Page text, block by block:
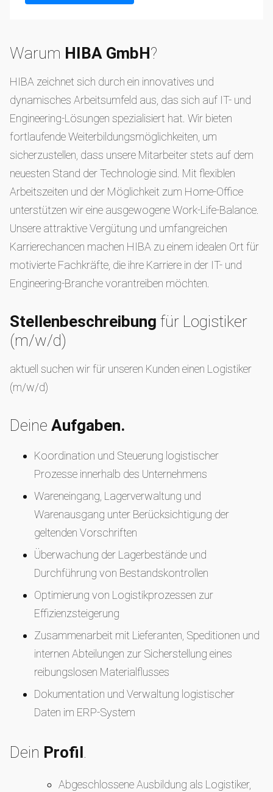
Warum HIBA GmbH?
HIBA zeichnet sich durch ein innovatives und
dynamisches Arbeitsumfeld aus, das sich auf IT- und
Engineering-Lösungen spezialisiert hat. Wir bieten
fortlaufende Weiterbildungsmöglichkeiten, um
sicherzustellen, dass unsere Mitarbeiter stets auf dem
neuesten Stand der Technologie sind. Mit flexiblen
Arbeitszeiten und der Möglichkeit zum Home-Office
unterstützen wir eine ausgewogene Work-Life-Balance.
Unsere attraktive Vergütung und umfangreichen
Karrierechancen machen HIBA zu einem idealen Ort für
motivierte Fachkräfte, die ihre Karriere in der IT- und
Engineering-Branche vorantreiben möchten.
Stellenbeschreibung für Logistiker
(m/w/d)
aktuell suchen wir für unseren Kunden einen Logistiker
(m/w/d)
Deine Aufgaben.
Koordination und Steuerung logistischer
Prozesse innerhalb des Unternehmens
Wareneingang, Lagerverwaltung und
Warenausgang unter Berücksichtigung der
geltenden Vorschriften
Überwachung der Lagerbestände und
Durchführung von Bestandskontrollen
Optimierung von Logistikprozessen zur
Effizienzsteigerung
Zusammenarbeit mit Lieferanten, Speditionen und
internen Abteilungen zur Sicherstellung eines
reibungslosen Materialflusses
Dokumentation und Verwaltung logistischer
Daten im ERP-System
Dein Profil.
Abgeschlossene Ausbildung als Logistiker,